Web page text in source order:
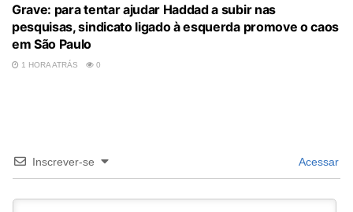
Grave: para tentar ajudar Haddad a subir nas
pesquisas, sindicato ligado à esquerda promove o caos
em São Paulo
1 HORA ATRÁS 0
Inscrever-se Acessar